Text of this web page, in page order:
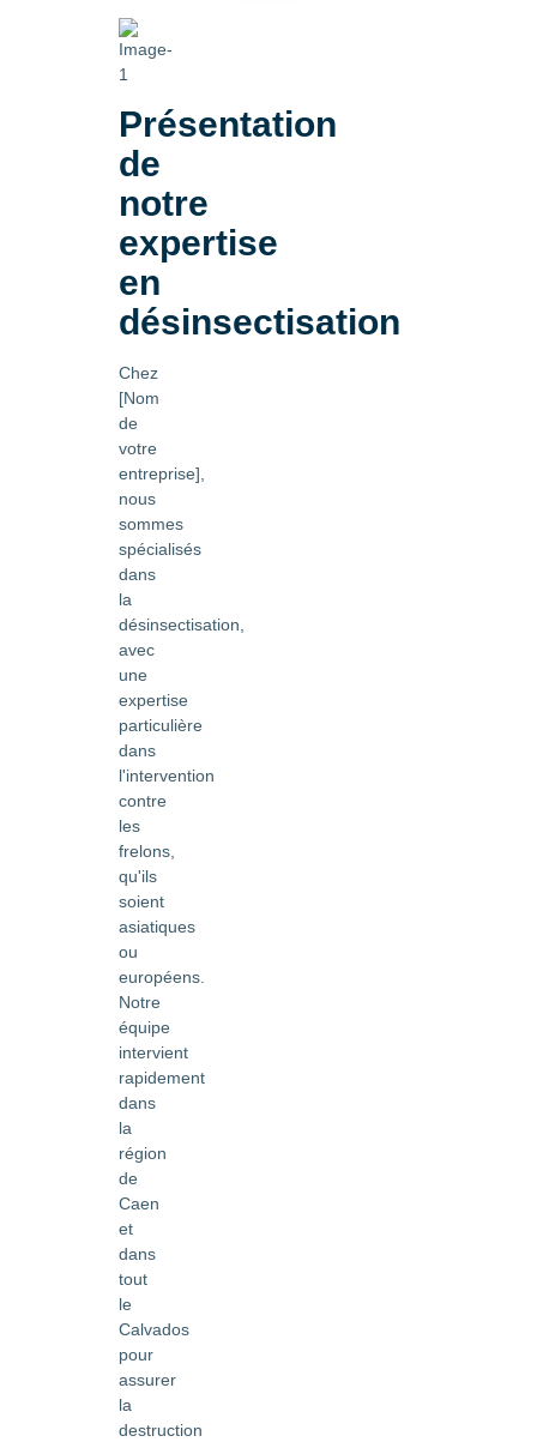
Présentation
de
notre
expertise
en
désinsectisation
Chez
[Nom
de
votre
entreprise],
nous
sommes
spécialisés
dans
la
désinsectisation,
avec
une
expertise
particulière
dans
l'intervention
contre
les
frelons,
qu'ils
soient
asiatiques
ou
européens.
Notre
équipe
intervient
rapidement
dans
la
région
de
Caen
et
dans
tout
le
Calvados
pour
assurer
la
destruction